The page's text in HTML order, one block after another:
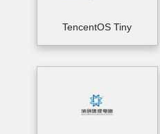
TencentOS Tiny